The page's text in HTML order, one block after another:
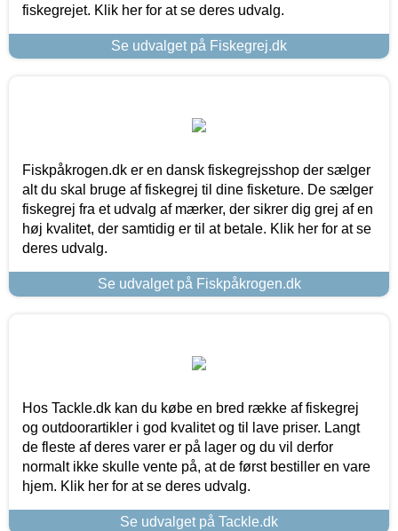
fiskegrejet. Klik her for at se deres udvalg.
Se udvalget på Fiskegrej.dk
Fiskpåkrogen.dk er en dansk fiskegrejsshop der sælger
alt du skal bruge af fiskegrej til dine fisketure. De sælger
fiskegrej fra et udvalg af mærker, der sikrer dig grej af en
høj kvalitet, der samtidig er til at betale. Klik her for at se
deres udvalg.
Se udvalget på Fiskpåkrogen.dk
Hos Tackle.dk kan du købe en bred række af fiskegrej
og outdoorartikler i god kvalitet og til lave priser. Langt
de fleste af deres varer er på lager og du vil derfor
normalt ikke skulle vente på, at de først bestiller en vare
hjem. Klik her for at se deres udvalg.
Se udvalget på Tackle.dk